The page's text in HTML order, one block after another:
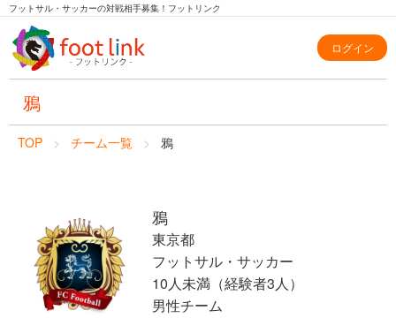
フットサル・サッカーの対戦相手募集！フットリンク
ログイン
鴉
TOP チーム一覧 鴉
鴉
東京都
フットサル・サッカー
10人未満（経験者3人）
男性チーム